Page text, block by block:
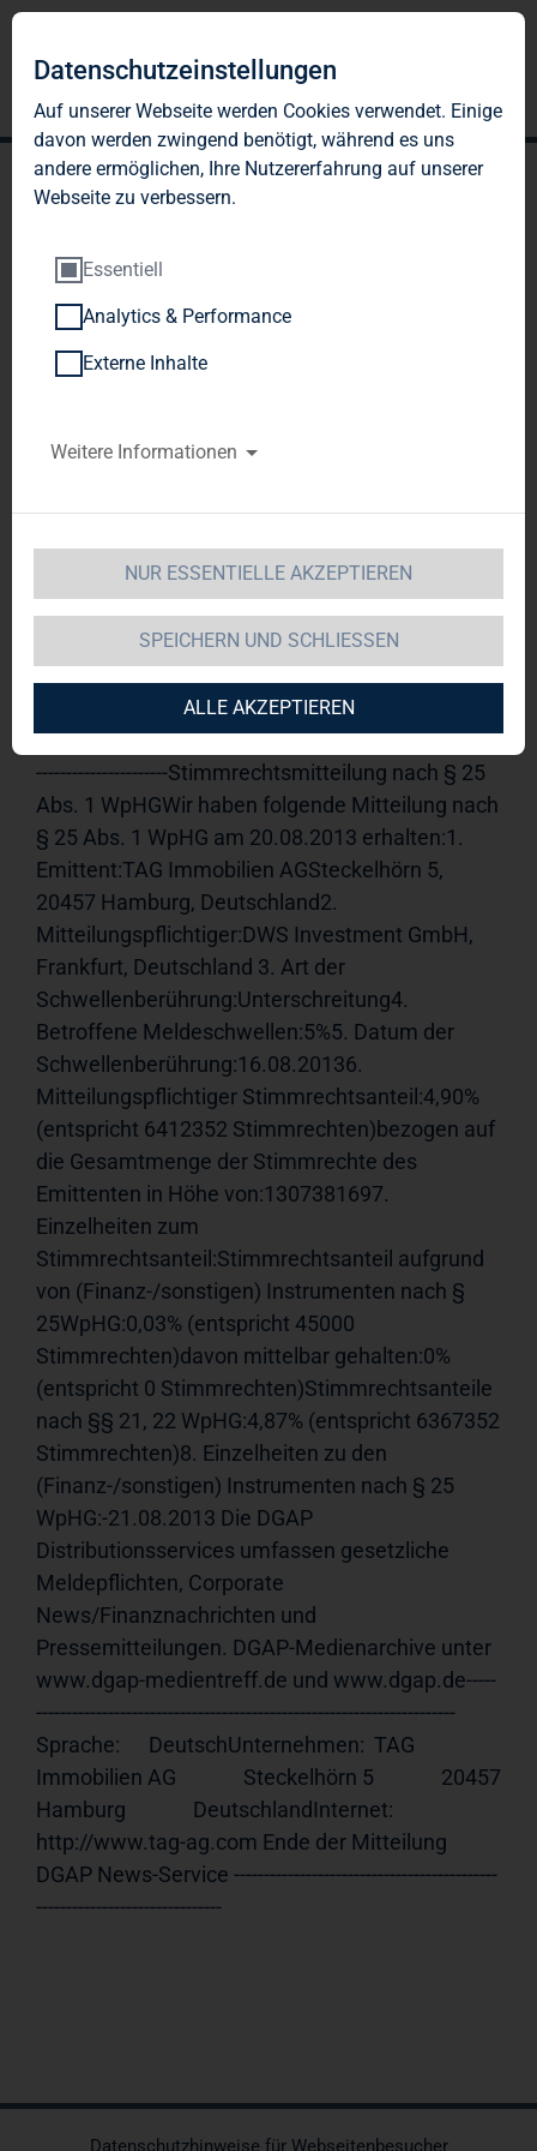
TAG Immobilien AG:
Veröffentlichung gemäß §
26 Abs. 1 WpHG mit dem
Verbreitung
TAG Immobilien AG 21.08.2013
14:50Veröffentlichung einer
Stimmrechtsmitteilung, übermittelt durch die
den Inhalt der Mitteilung ist der Emittent
verantwortlich.-----------------------------------------------------
----------------------Stimmrechtsmitteilung nach § 25
Abs. 1 WpHGWir haben folgende Mitteilung nach
§ 25 Abs. 1 WpHG am 20.08.2013 erhalten:1.
Emittent:TAG Immobilien AGSteckelhörn 5,
20457 Hamburg, Deutschland2.
Mitteilungspflichtiger:DWS Investment GmbH,
Frankfurt, Deutschland 3. Art der
Schwellenberührung:Unterschreitung4.
Betroffene Meldeschwellen:5%5. Datum der
Schwellenberührung:16.08.20136.
Mitteilungspflichtiger Stimmrechtsanteil:4,90%
(entspricht 6412352 Stimmrechten)bezogen auf
die Gesamtmenge der Stimmrechte des
Emittenten in Höhe von:1307381697.
Einzelheiten zum
Stimmrechtsanteil:Stimmrechtsanteil aufgrund
von (Finanz-/sonstigen) Instrumenten nach §
25WpHG:0,03% (entspricht 45000
Stimmrechten)davon mittelbar gehalten:0%
(entspricht 0 Stimmrechten)Stimmrechtsanteile
nach §§ 21, 22 WpHG:4,87% (entspricht 6367352
Stimmrechten)8. Einzelheiten zu den
(Finanz-/sonstigen) Instrumenten nach § 25
WpHG:-21.08.2013 Die DGAP
Distributionsservices umfassen gesetzliche
Meldepflichten, Corporate
News/Finanznachrichten und
Pressemitteilungen. DGAP-Medienarchive unter
www.dgap-medientreff.de und www.dgap.de-----
----------------------------------------------------------------------
Sprache:      DeutschUnternehmen:  TAG
Immobilien AG              Steckelhörn 5              20457
Hamburg              DeutschlandInternet:
http://www.tag-ag.com Ende der Mitteilung
DGAP News-Service --------------------------------------------
-------------------------------
Datenschutzhinweise für Webseitenbesucher
Datenschutzeinstellungen
Auf unserer Webseite werden Cookies verwendet. Einige
davon werden zwingend benötigt, während es uns
andere ermöglichen, Ihre Nutzererfahrung auf unserer
Webseite zu verbessern.
Essentiell
Analytics & Performance
Externe Inhalte
Weitere Informationen
NUR ESSENTIELLE AKZEPTIEREN
SPEICHERN UND SCHLIESSEN
ALLE AKZEPTIEREN